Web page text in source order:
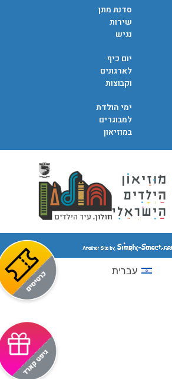
סדנת מתן
שירות
נגיש
יום כיף
לארגונים
וקבוצות
ימי הולדת
למבוגרים
במוזיאון
עברית